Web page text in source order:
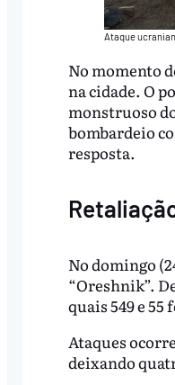
Ataque
No momento
na cidade. O
monstruoso
bombardeio
resposta.
No domingo
“Oreshnik”.
quais 549 e
Ataques
deixando